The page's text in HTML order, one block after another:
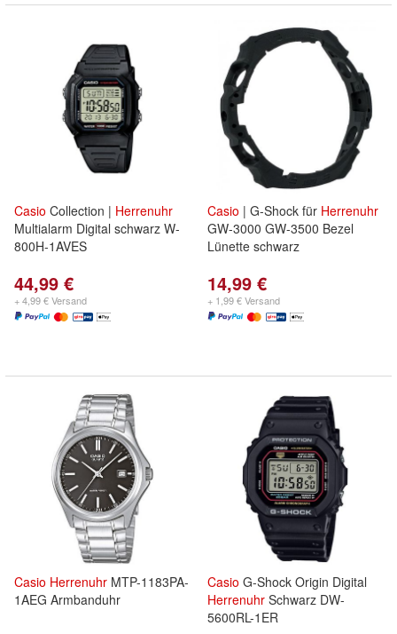
Casio Collection | Herrenuhr
Multialarm Digital schwarz W-
800H-1AVES
44,99 €
+ 4,99 € Versand
Casio | G-Shock für Herrenuhr
GW-3000 GW-3500 Bezel
Lünette schwarz
14,99 €
+ 1,99 € Versand
Casio Herrenuhr MTP-1183PA-
1AEG Armbanduhr
Casio G-Shock Origin Digital
Herrenuhr Schwarz DW-
5600RL-1ER